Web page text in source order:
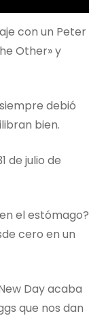
con un Peter
Other» y
debió
bien.
de julio de
el estómago?
cero en un
Day acaba
que nos dan